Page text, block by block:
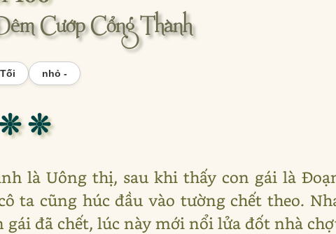
Cướp Cổng Thành
Tối nhỏ -
❊
là Uông thị, sau khi thấy con gái là
ta cũng húc đầu vào tường chết theo.
đã chết, lúc này mới nổi lửa đốt nhà